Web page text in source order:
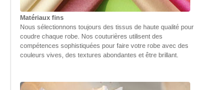
Matériaux fins
Nous sélectionnons toujours des tissus de haute qualité pour
coudre chaque robe. Nos couturières utilisent des
compétences sophistiquées pour faire votre robe avec des
couleurs vives, des textures abondantes et être brillant.